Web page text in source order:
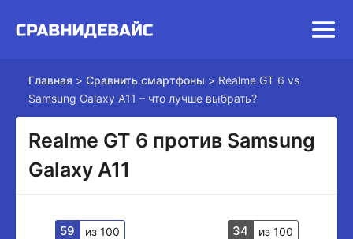
Главная > Сравнить смартфоны > Realme GT 6 vs
Samsung Galaxy A11 – что лучше выбрать?
Realme GT 6 против Samsung
Galaxy A11
59 из 100 34 из 100